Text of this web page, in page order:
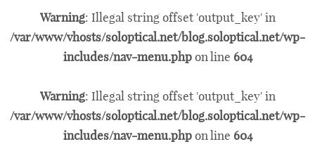
Warning: Illegal string offset 'output_key' in
/var/www/vhosts/soloptical.net/blog.soloptical.net/wp-
includes/nav-menu.phpon line 604
Warning: Illegal string offset 'output_key' in
/var/www/vhosts/soloptical.net/blog.soloptical.net/wp-
includes/nav-menu.phpon line 604